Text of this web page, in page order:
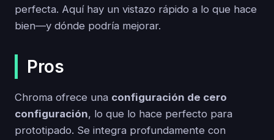
perfecta. Aquí hay un vistazo rápido a lo que hace
bien—y dónde podría mejorar.
Pros
Chroma ofrece una configuración de cero
configuración, lo que lo hace perfecto para
prototipado. Se integra profundamente con